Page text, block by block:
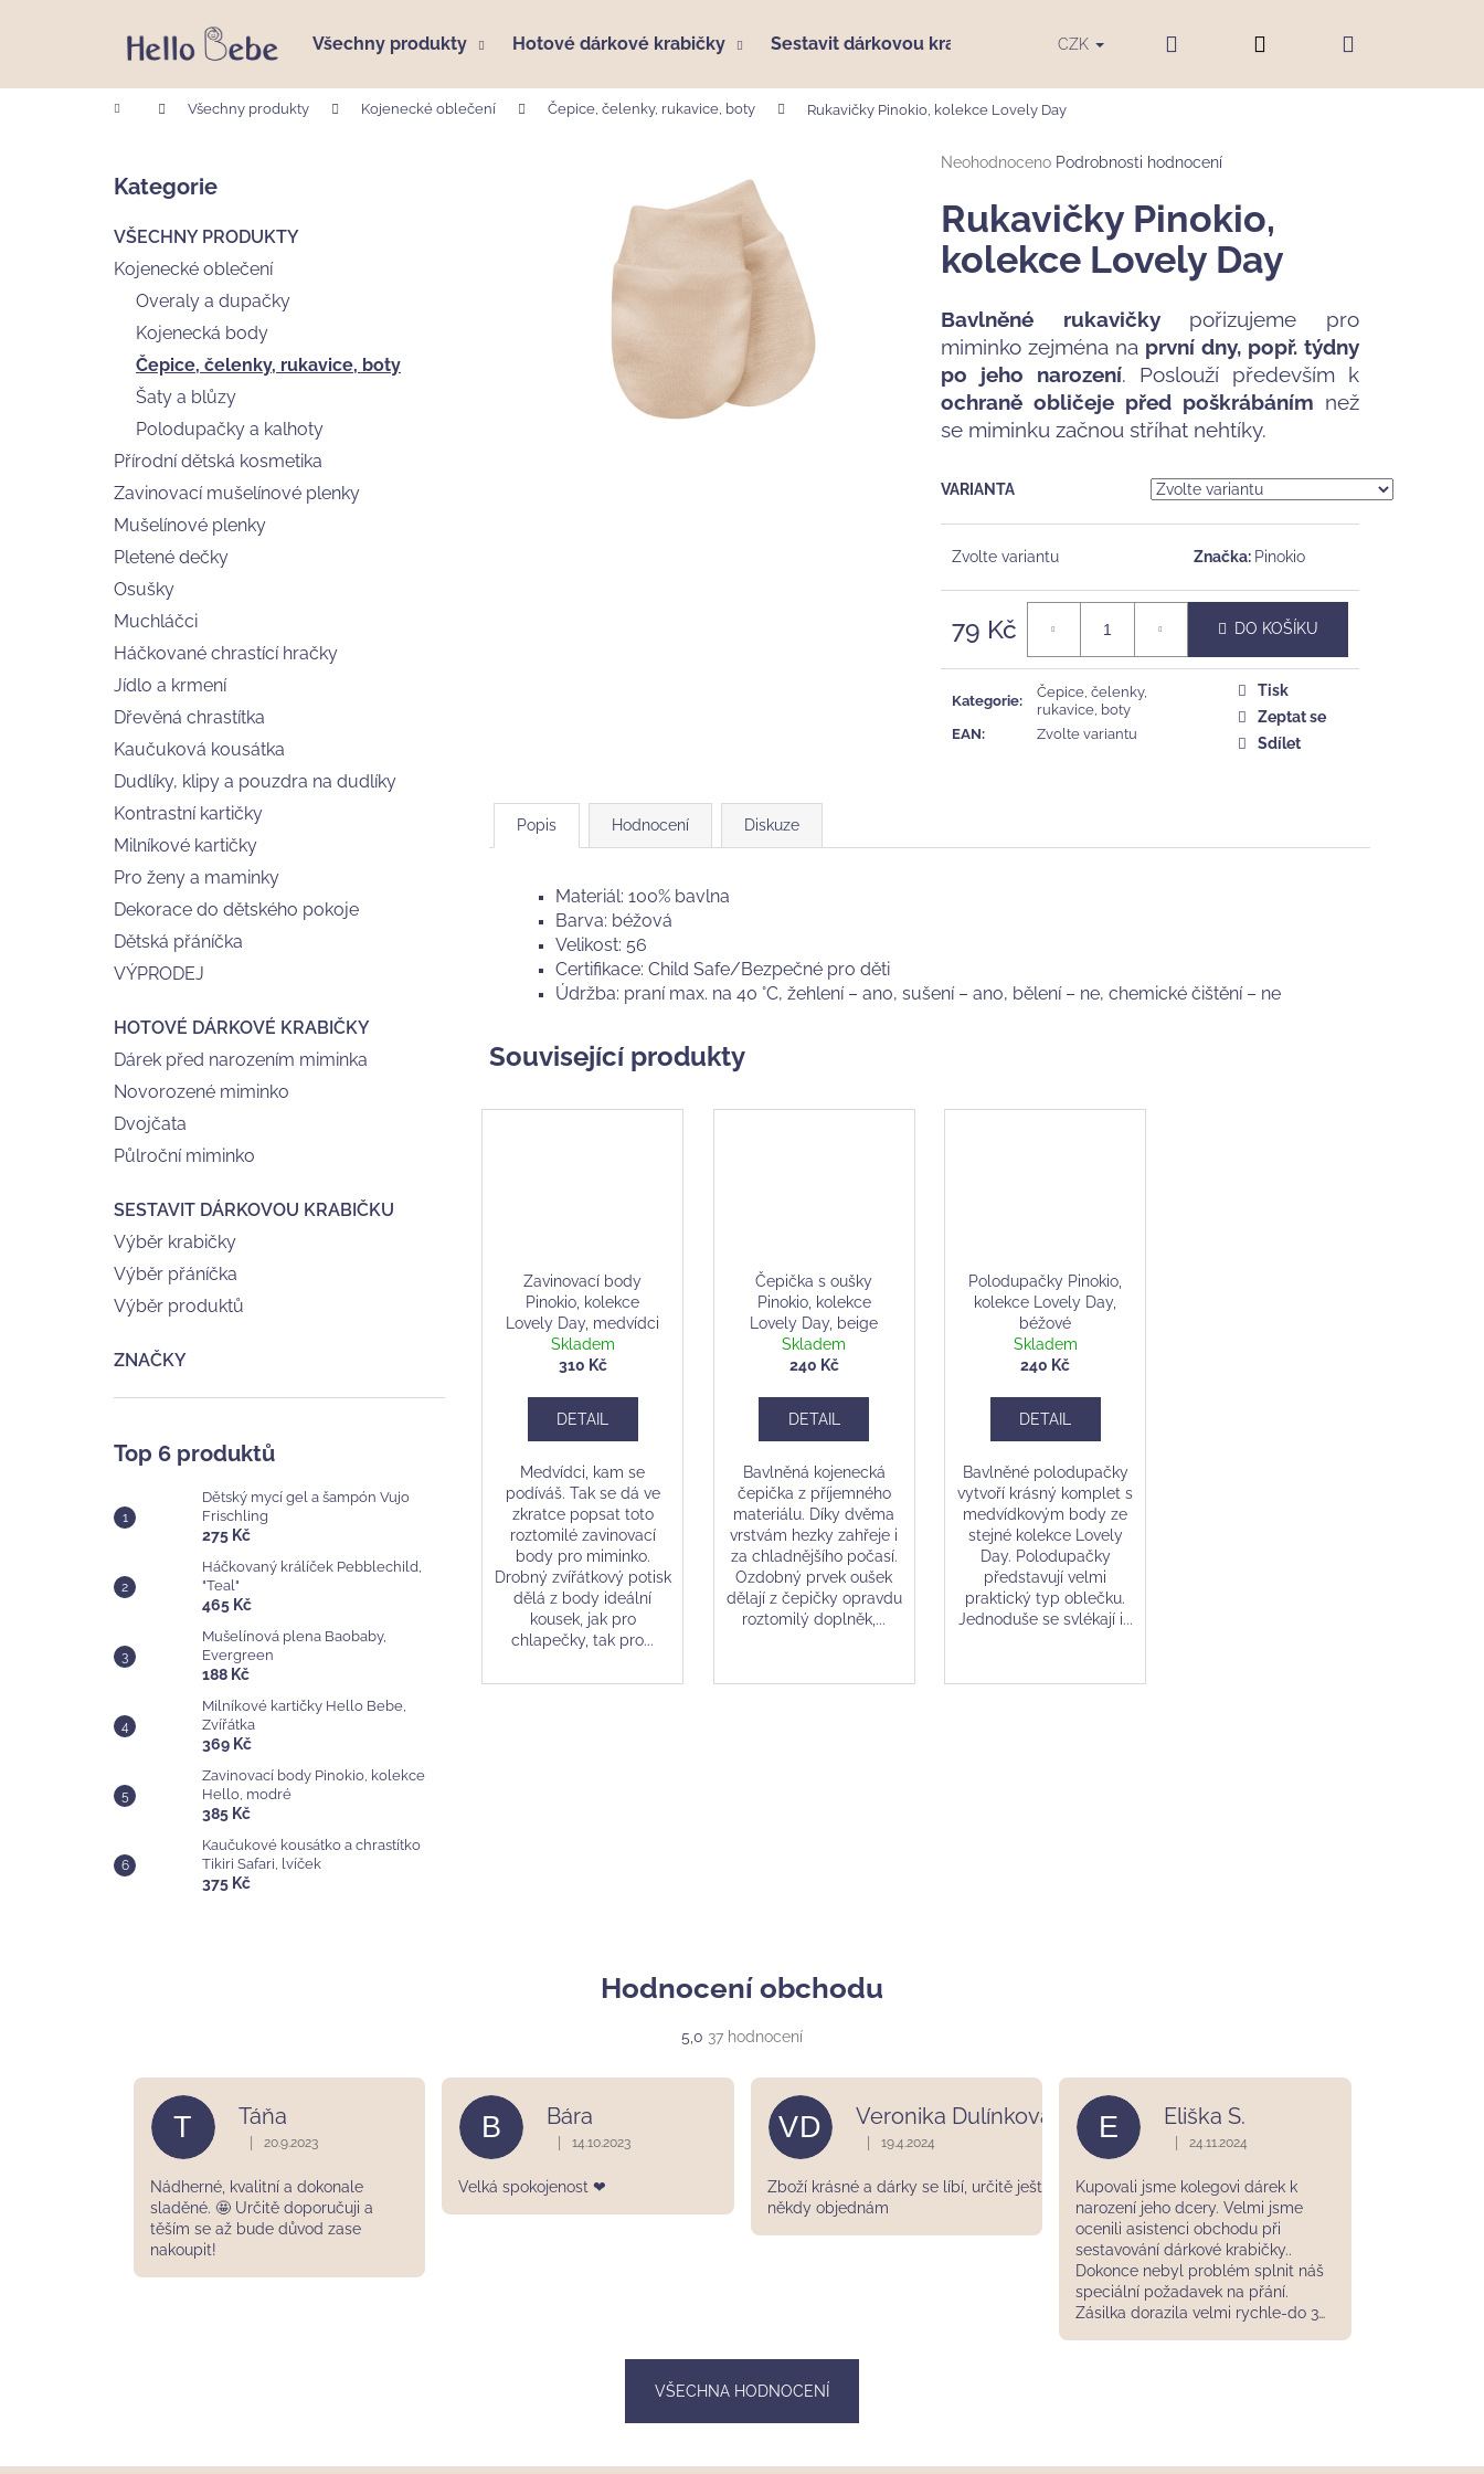
Všechny produkty Hotové dárkové krabičky Sestavit dárkovou krabičku Blog Značky
CZK Přihlášení
Domů Všechny produkty Kojenecké oblečení Čepice, čelenky, rukavice, boty Rukavičky Pinokio, kolekce Lovely Day
Přeskočit
kategorie
Kategorie
VŠECHNY PRODUKTY
Kojenecké oblečení
Overaly a dupačky
Kojenecká body
Čepice, čelenky, rukavice, boty
Šaty a blůzy
Polodupačky a kalhoty
Přírodní dětská kosmetika
Zavinovací mušelínové plenky
Mušelínové plenky
Pletené dečky
Osušky
Muchláčci
Háčkované chrastící hračky
Jídlo a krmení
Dřevěná chrastítka
Kaučuková kousátka
Dudlíky, klipy a pouzdra na dudlíky
Kontrastní kartičky
Milníkové kartičky
Pro ženy a maminky
Dekorace do dětského pokoje
Dětská přáníčka
VÝPRODEJ
HOTOVÉ DÁRKOVÉ KRABIČKY
Dárek před narozením miminka
Novorozené miminko
Dvojčata
Půlroční miminko
SESTAVIT DÁRKOVOU KRABIČKU
Výběr krabičky
Výběr přáníčka
Výběr produktů
ZNAČKY
Top 6 produktů
Dětský mycí gel a šampón Vujo
Frischling
275 Kč
Háčkovaný králíček Pebblechild,
"Teal"
465 Kč
Mušelínová plena Baobaby,
Evergreen
188 Kč
Milníkové kartičky Hello Bebe,
Zvířátka
369 Kč
Zavinovací body Pinokio, kolekce
Hello, modré
385 Kč
Kaučukové kousátko a chrastítko
Tikiri Safari, lvíček
375 Kč
Průměrné
produktu
je
0,0
hvězdiček.
Neohodnoceno Podrobnosti hodnocení
Rukavičky Pinokio,
kolekce Lovely Day
Bavlněné rukavičkypořizujeme pro
miminko zejména na první dny, popř. týdny
po jeho narození. Poslouží především k
ochraně obličeje před poškrábáním než
se miminku začnou stříhat nehtíky.
VARIANTA
Zvolte variantu Značka: Pinokio
79 Kč
cena:
DO KOŠÍKU
Kategorie:
Čepice, čelenky,
rukavice, boty
EAN: Zvolte variantu
Tisk
Zeptat se
Sdílet
Popis Hodnocení Diskuze
Materiál: 100% bavlna
Barva: béžová
Velikost: 56
Certifikace: Child Safe/Bezpečné pro děti
Údržba: praní max. na 40 °C, žehlení – ano, sušení – ano, bělení – ne, chemické čištění – ne
Související produkty
Zavinovací body
Pinokio, kolekce
Lovely Day, medvídci
Skladem
310 Kč
DETAIL
Medvídci, kam se
podíváš. Tak se dá ve
zkratce popsat toto
roztomilé zavinovací
body pro miminko.
Drobný zvířátkový potisk
dělá z body ideální
kousek, jak pro
chlapečky, tak pro...
Čepička s oušky
Pinokio, kolekce
Lovely Day, beige
Skladem
240 Kč
DETAIL
Bavlněná kojenecká
čepička z příjemného
materiálu. Díky dvěma
vrstvám hezky zahřeje i
za chladnějšího počasí.
Ozdobný prvek oušek
dělají z čepičky opravdu
roztomilý doplněk,...
Polodupačky Pinokio,
kolekce Lovely Day,
béžové
Skladem
240 Kč
DETAIL
Bavlněné polodupačky
vytvoří krásný komplet s
medvídkovým body ze
stejné kolekce Lovely
Day. Polodupačky
představují velmi
praktický typ oblečku.
Jednoduše se svlékají i...
í
do
do
Co potřebujete najít?
HLEDAT
Doporučujeme
FRISCHLING
275 Kč
MUŠELÍNOVÁ PLENA BAOBABY,
EVERGREEN
269 Kč
Hodnocení obchodu
5,0 Průměrné
obchodu
hvězdiček.
37 hodnocení
T Táňa
Hodnocení obchodu je 5 z 5 hvězdiček.
20.9.2023
Nádherné, kvalitní a dokonale
sladěné. 🤩 Určitě doporučuji a
těším se až bude důvod zase
nakoupit!
B Bára
Hodnocení obchodu je 5 z 5 hvězdiček.
14.10.2023
Velká spokojenost ❤
VD Veronika Dulínková
Hodnocení obchodu je 5 z 5 hvězdiček.
19.4.2024
Zboží krásné a dárky se líbí, určitě ještě
někdy objednám
E Eliška S.
Hodnocení obchodu je 5 z 5 hvězdiček.
24.11.2024
Kupovali jsme kolegovi dárek k
narození jeho dcery. Velmi jsme
ocenili asistenci obchodu při
sestavování dárkové krabičky..
Dokonce nebyl problém splnit náš
speciální požadavek na přání.
Zásilka dorazila velmi rychle-do 3
VŠECHNA HODNOCENÍ